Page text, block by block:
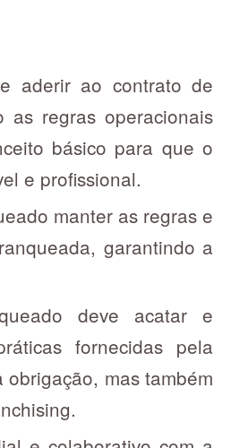
aderir ao contrato de
regras operacionais
básico para que o
e profissional.
manter as regras e
garantindo a
deve acatar e
fornecidas pela
mas também